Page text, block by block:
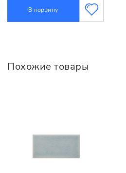
В корзину
Похожие товары